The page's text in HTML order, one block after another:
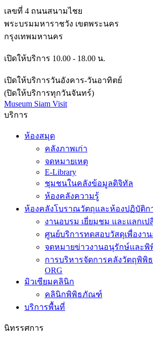
เลขที่ 4 ถนนสนามไชย
พระบรมมหาราชวัง เขตพระนคร
กรุงเทพมหานคร
เปิดให้บริการ 10.00 - 18.00 น.
เปิดให้บริการวันอังคาร-วันอาทิตย์
(ปิดให้บริการทุกวันจันทร์)
Museum Siam Visit
บริการ
ห้องสมุด
คลังภาพเก่า
จดหมายเหตุ
E-Library
ชุมชนในคลังข้อมูลดิจิทัล
ห้องคลังความรู้
ห้องคลังโบราณวัตถุและห้องปฏิบัติก
งานอบรม เยี่ยมชม และแลกเป
ศูนย์บริการทดสอบวัสดุเพื่องา
จดหมายข่าวงานอนุรักษ์และ
การบริหารจัดการคลังวัตถุพิพิ
ORG
มิวเซียมคลินิก
คลินิกพิพิธภัณฑ์
บริการพื้นที่
นิทรรศการ